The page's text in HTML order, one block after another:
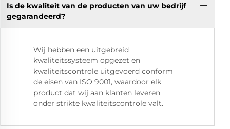
Is de kwaliteit van de producten van uw bedrijf
gegarandeerd?
Wij hebben een uitgebreid
kwaliteitssysteem opgezet en
kwaliteitscontrole uitgevoerd conform
de eisen van ISO 9001, waardoor elk
product dat wij aan klanten leveren
onder strikte kwaliteitscontrole valt.